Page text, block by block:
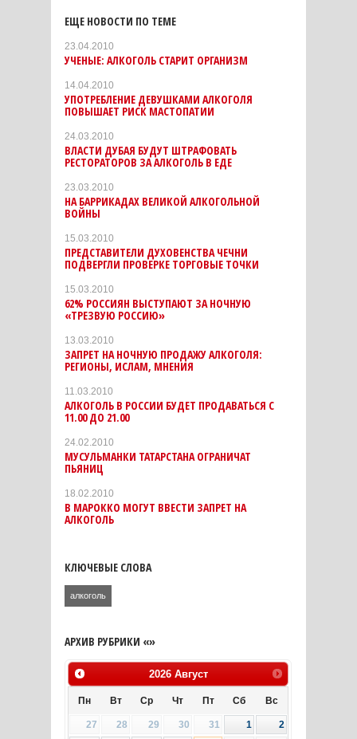
ЕЩЕ НОВОСТИ ПО ТЕМЕ
23.04.2010
УЧЕНЫЕ: АЛКОГОЛЬ СТАРИТ ОРГАНИЗМ
14.04.2010
УПОТРЕБЛЕНИЕ ДЕВУШКАМИ АЛКОГОЛЯ
ПОВЫШАЕТ РИСК МАСТОПАТИИ
24.03.2010
ВЛАСТИ ДУБАЯ БУДУТ ШТРАФОВАТЬ
РЕСТОРАТОРОВ ЗА АЛКОГОЛЬ В ЕДЕ
23.03.2010
НА БАРРИКАДАХ ВЕЛИКОЙ АЛКОГОЛЬНОЙ
ВОЙНЫ
15.03.2010
ПРЕДСТАВИТЕЛИ ДУХОВЕНСТВА ЧЕЧНИ
ПОДВЕРГЛИ ПРОВЕРКЕ ТОРГОВЫЕ ТОЧКИ
15.03.2010
62% РОССИЯН ВЫСТУПАЮТ ЗА НОЧНУЮ
«ТРЕЗВУЮ РОССИЮ»
13.03.2010
ЗАПРЕТ НА НОЧНУЮ ПРОДАЖУ АЛКОГОЛЯ:
РЕГИОНЫ, ИСЛАМ, МНЕНИЯ
11.03.2010
АЛКОГОЛЬ В РОССИИ БУДЕТ ПРОДАВАТЬСЯ С
11.00 ДО 21.00
24.02.2010
МУСУЛЬМАНКИ ТАТАРСТАНА ОГРАНИЧАТ
ПЬЯНИЦ
18.02.2010
В МАРОККО МОГУТ ВВЕСТИ ЗАПРЕТ НА
АЛКОГОЛЬ
КЛЮЧЕВЫЕ СЛОВА
алкоголь
АРХИВ РУБРИКИ «»
2026 Август
Пн Вт Ср Чт Пт Сб Вс
27 28 29 30 31 1
2